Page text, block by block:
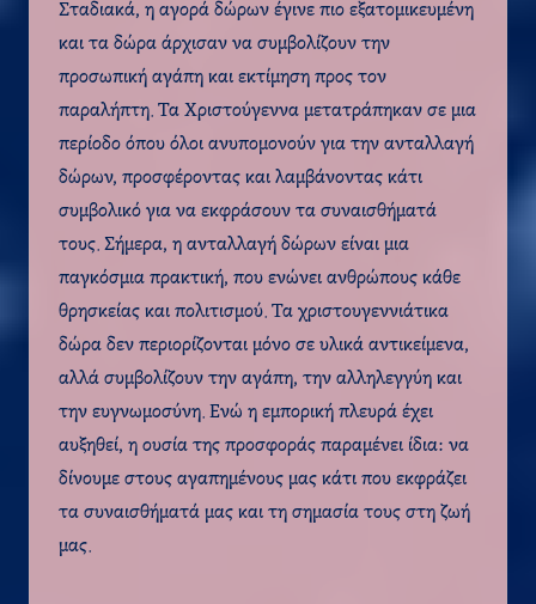
Σταδιακά, η αγορά δώρων έγινε πιο εξατομικευμένη
και τα δώρα άρχισαν να συμβολίζουν την
προσωπική αγάπη και εκτίμηση προς τον
παραλήπτη. Τα Χριστούγεννα μετατράπηκαν σε μια
περίοδο όπου όλοι ανυπομονούν για την ανταλλαγή
δώρων, προσφέροντας και λαμβάνοντας κάτι
συμβολικό για να εκφράσουν τα συναισθήματά
τους. Σήμερα, η ανταλλαγή δώρων είναι μια
παγκόσμια πρακτική, που ενώνει ανθρώπους κάθε
θρησκείας και πολιτισμού. Τα χριστουγεννιάτικα
δώρα δεν περιορίζονται μόνο σε υλικά αντικείμενα,
αλλά συμβολίζουν την αγάπη, την αλληλεγγύη και
την ευγνωμοσύνη. Ενώ η εμπορική πλευρά έχει
αυξηθεί, η ουσία της προσφοράς παραμένει ίδια: να
δίνουμε στους αγαπημένους μας κάτι που εκφράζει
τα συναισθήματά μας και τη σημασία τους στη ζωή
μας.